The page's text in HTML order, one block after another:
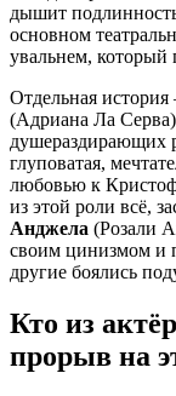
дышит
основном
увальнем, который
Отдельная
(Адриана Ла
душераздирающих
глуповатая,
любовью к
из этой роли всё,
Анджела (Розали
своим цинизмом и
другие боялись
Кто из
прорыв на